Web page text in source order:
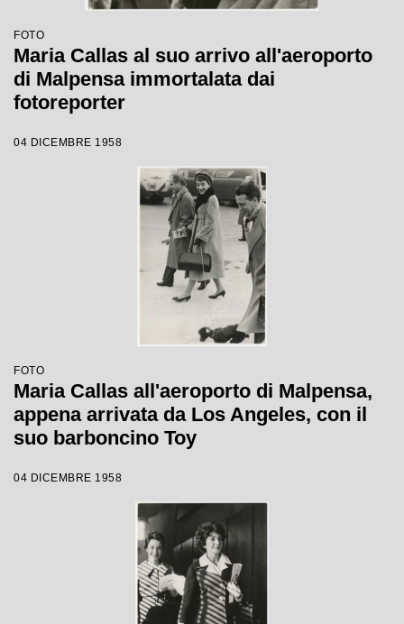
FOTO
Maria Callas al suo arrivo all'aeroporto
di Malpensa immortalata dai
fotoreporter
04 DICEMBRE 1958
FOTO
Maria Callas all'aeroporto di Malpensa,
appena arrivata da Los Angeles, con il
suo barboncino Toy
04 DICEMBRE 1958